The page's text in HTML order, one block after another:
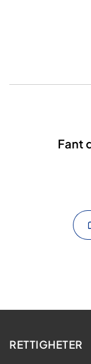
Fant
RETTIGHETER